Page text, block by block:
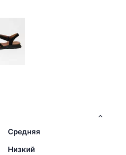
Средняя
Низкий